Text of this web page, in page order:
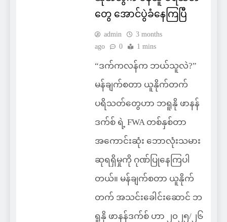
တွေ အောင်ပွဲခံနေကြပြီ
admin
3 months
ago
0 1 mins
“ဒက်ကလန်က ဘယ်သူလဲ?”
မန်ချက်စတာ ယူနိုက်တက်
ပရိသတ်တွေဟာ ဘရူနို ဖာနန်
ဒက်စ် ရဲ့ FWA တစ်နှစ်တာ
အကောင်းဆုံး ဘောလုံးသမား
ဆုရရှိမှုကို ဂုဏ်ပြုနေကြပါ
တယ်။ မန်ချက်စတာ ယူနိုက်
တက် အသင်းခေါင်းဆောင် ဘ
ရူနို ဖာနန်ဒက်စ် ဟာ ၂၀၂၅/၂၆